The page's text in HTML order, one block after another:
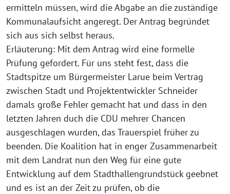
ermitteln müssen, wird die Abgabe an die zuständige
Kommunalaufsicht angeregt. Der Antrag begründet
sich aus sich selbst heraus.
Erläuterung: Mit dem Antrag wird eine formelle
Prüfung gefordert. Für uns steht fest, dass die
Stadtspitze um Bürgermeister Larue beim Vertrag
zwischen Stadt und Projektentwickler Schneider
damals große Fehler gemacht hat und dass in den
letzten Jahren duch die CDU mehrer Chancen
ausgeschlagen wurden, das Trauerspiel früher zu
beenden. Die Koalition hat in enger Zusammenarbeit
mit dem Landrat nun den Weg für eine gute
Entwicklung auf dem Stadthallengrundstück geebnet
und es ist an der Zeit zu prüfen, ob die